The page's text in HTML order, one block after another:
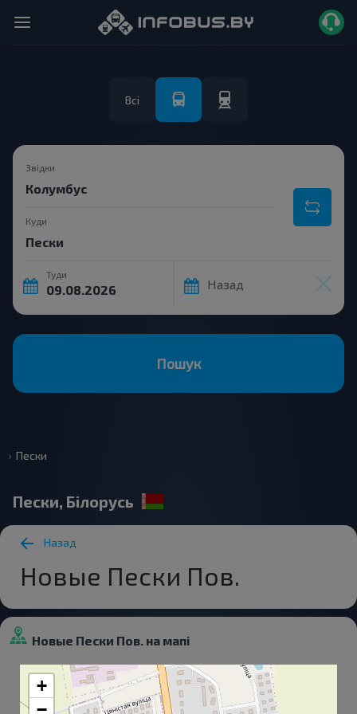
Всі
Звідки
Куди
Туди
Назад
Пошук
Пески
Пески, Білорусь
Назад
Новые Пески Пов.
Новые Пески Пов. на мапі
+
−